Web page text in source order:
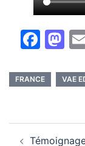
FRANCE VAE